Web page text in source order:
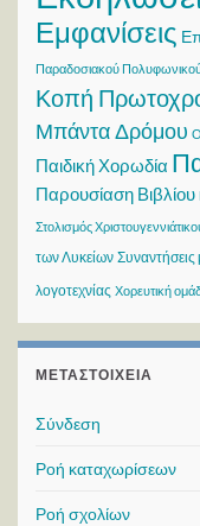
Εμφανίσεις
Παραδοσιακού
Κοπή
Μπάντα Δρόμου
Παιδική Χορωδία
Παρουσίαση Βιβλίου
Στολισμός
των Λυκείων
λογοτεχνίας Χορευτική
ΜΕΤΑΣΤΟΙΧΕΊΑ
Σύνδεση
Ροή καταχωρίσεων
Ροή σχολίων